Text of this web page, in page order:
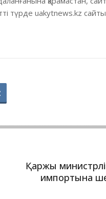
түрде uakytnews.kz
Қаржы
импортына